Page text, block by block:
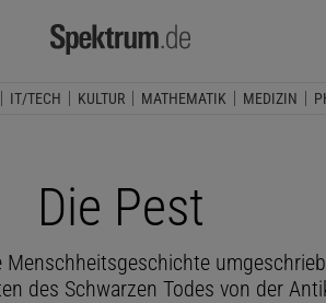
IT/TECH KULTUR MATHEMATIK MEDIZIN
Die Pest
Menschheitsgeschichte
des Schwarzen Todes von der